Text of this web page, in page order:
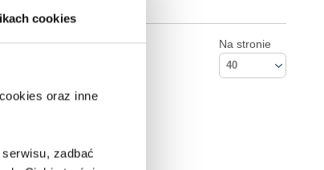
cookies
oraz inne
zadbać
Na stronie
40